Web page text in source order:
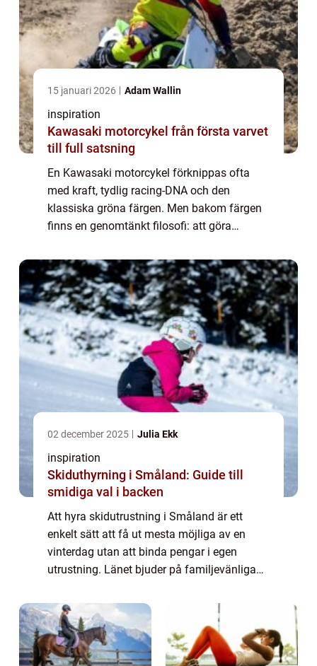
15 januari 2026 Adam Wallin
inspiration
Kawasaki motorcykel från första varvet
till full satsning
En Kawasaki motorcykel förknippas ofta
med kraft, tydlig racing-DNA och den
klassiska gröna färgen. Men bakom färgen
finns en genomtänkt filosofi: att göra
utvecklas, oavsett om målet är lek i skogen,
träning på ho...
02 december 2025 Julia Ekk
inspiration
Skiduthyrning i Småland: Guide till
smidiga val i backen
Att hyra skidutrustning i Småland är ett
enkelt sätt att få ut mesta möjliga av en
vinterdag utan att binda pengar i egen
utrustning. Länet bjuder på familjevänliga